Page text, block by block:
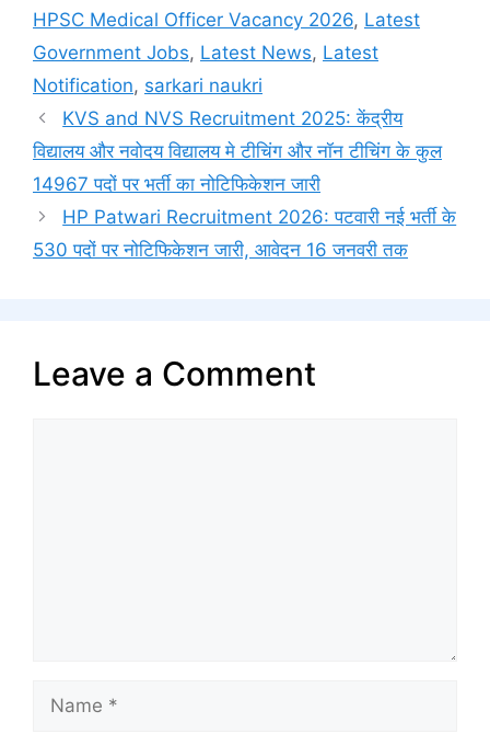
HPSC Medical Officer Vacancy 2026, Latest
Government Jobs, Latest News, Latest
Notification, sarkari naukri
KVS and NVS Recruitment 2025: केंद्रीय
विद्यालय और नवोदय विद्यालय मे टीचिंग और नॉन टीचिंग के कुल
14967 पदों पर भर्ती का नोटिफिकेशन जारी
HP Patwari Recruitment 2026: पटवारी नई भर्ती के
530 पदों पर नोटिफिकेशन जारी, आवेदन 16 जनवरी तक
Leave a Comment
Name